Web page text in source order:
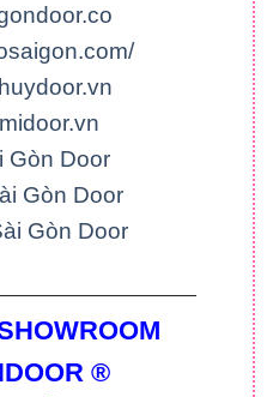
Gòn Door
Gòn Door
Gòn Door
®